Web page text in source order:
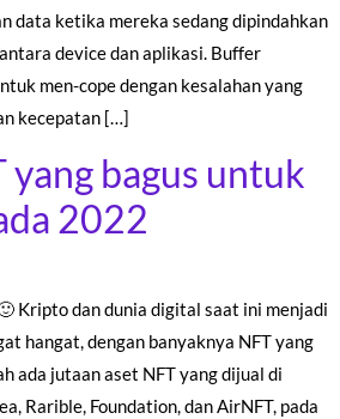
data ketika mereka sedang dipindahkan
device dan aplikasi. Buffer
men-cope dengan kesalahan yang
kecepatan […]
yang bagus untuk
2022
Kripto dan dunia digital saat ini menjadi
hangat, dengan banyaknya NFT yang
ada jutaan aset NFT yang dijual di
Rarible, Foundation, dan AirNFT, pada